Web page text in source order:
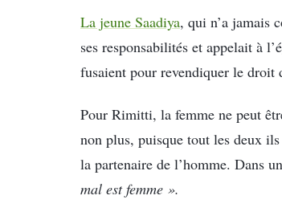
La jeune Saadiya, qui n’a jamais
ses responsabilités et appelait à
fusaient pour revendiquer le droit
Pour Rimitti, la femme ne peut
non plus, puisque tout les deux
la partenaire de l’homme. Dans
mal est femme ».